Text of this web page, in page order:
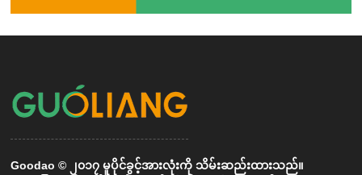
Goodao © ၂၀၁၇ မူပိုင်ခွင့်အားလုံးကို သိမ်းဆည်းထားသည်။